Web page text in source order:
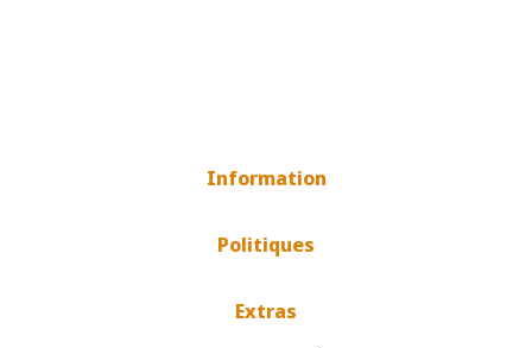
Information
Politiques
Extras